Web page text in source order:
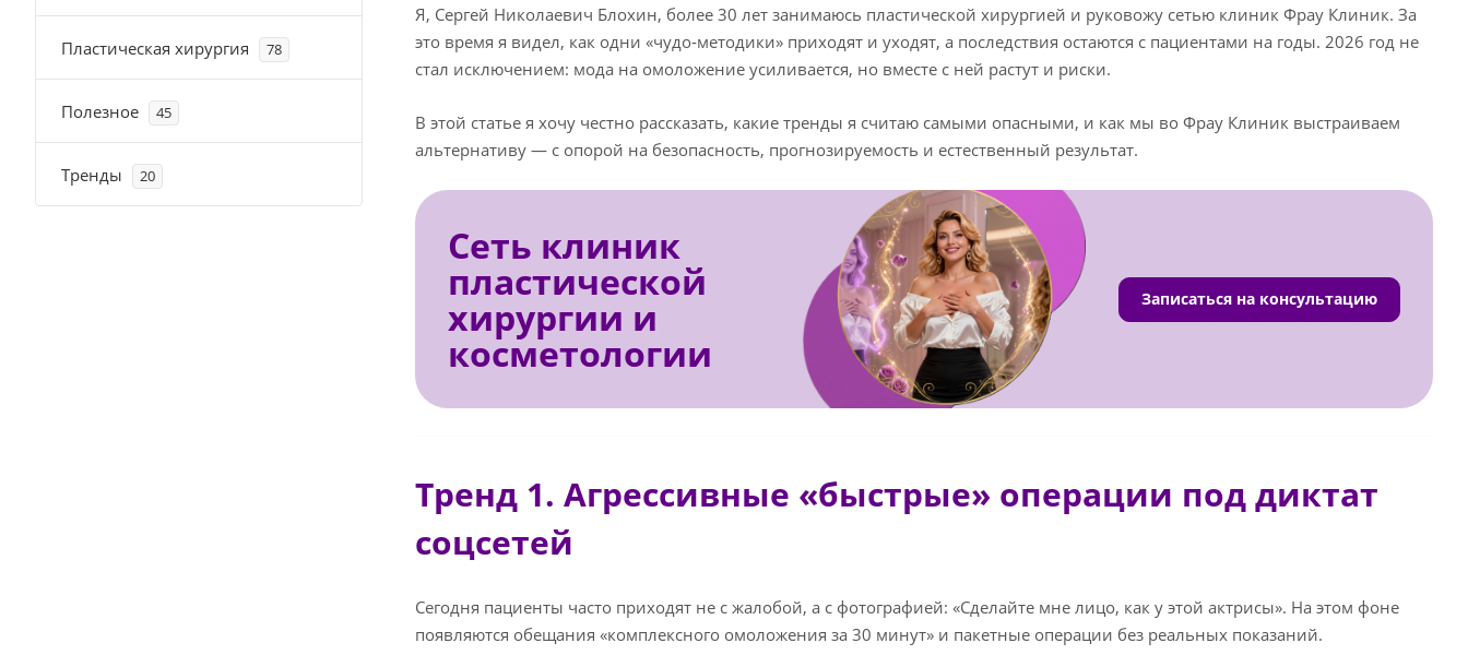
Я, Сергей Николаевич Блохин, более 30 лет занимаюсь пластической хирургией и руковожу сетью клиник Фрау Клиник. За
это время я видел, как одни «чудо‑методики» приходят и уходят, а последствия остаются с пациентами на годы. 2026 год не
стал исключением: мода на омоложение усиливается, но вместе с ней растут и риски.
В этой статье я хочу честно рассказать, какие тренды я считаю самыми опасными, и как мы во Фрау Клиник выстраиваем
альтернативу — с опорой на безопасность, прогнозируемость и естественный результат.
Сеть клиник
пластической
хирургии и
косметологии
Записаться на консультацию
Тренд 1. Агрессивные «быстрые» операции под диктат
соцсетей
Сегодня пациенты часто приходят не с жалобой, а с фотографией: «Сделайте мне лицо, как у этой актрисы». На этом фоне
появляются обещания «комплексного омоложения за 30 минут» и пакетные операции без реальных показаний.
Пластическая хирургия 78
Полезное 45
Тренды 20